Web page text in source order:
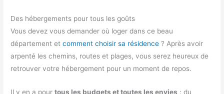
Des hébergements pour tous les goûts
Vous devez vous demander où loger dans ce beau
département etcomment choisir sa résidence ? Après avoir
arpenté les chemins, routes et plages, vous serez heureux de
retrouver votre hébergement pour un moment de repos.
Il y en a pourtous les budgets et toutes les envies : du